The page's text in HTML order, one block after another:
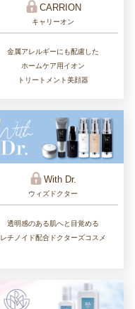
CARRION
キャリーオン
金属アレルギーにも配慮した
ホームケア用イオン
トリートメント美顔器
With Dr.
ウィズドクター
透明感のある肌へと目覚める
レチノイド配合ドクターズコスメ